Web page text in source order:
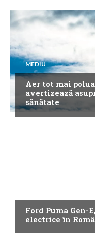
MEDIU
Aer tot mai
avertizează
sănătate
Ford Puma
electrice în